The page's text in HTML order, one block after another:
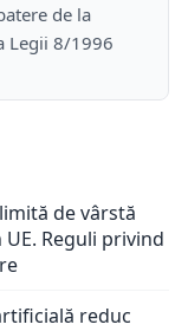
de la
Legii 8/1996
de vârstă
Reguli privind
reduc